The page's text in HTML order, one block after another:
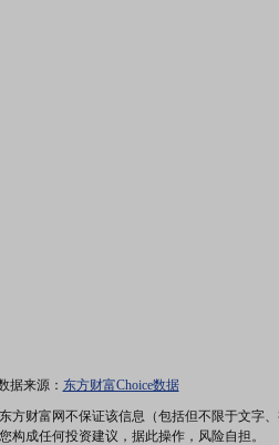
据来源： 东方财富Choice数据
方财富网不保证该信息（包括但不限于文字
成任何投资建议，据此操作，风险自担。